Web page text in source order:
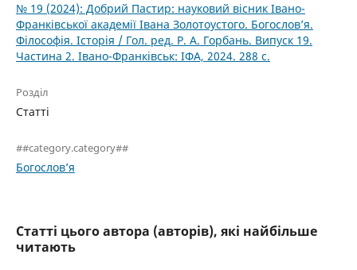
№ 19 (2024): Добрий Пастир: науковий вісник Івано-
Франківської академії Івана Золотоустого. Богослов’я.
Філософія. Історія / Гол. ред. Р. А. Горбань. Випуск 19.
Частина 2. Івано-Франківськ: ІФА, 2024. 288 с.
Розділ
Статті
##category.category##
Богослов’я
Статті цього автора (авторів), які найбільше
читають